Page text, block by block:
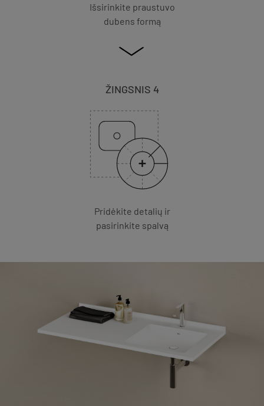
Išsirinkite praustuvo
dubens formą
ŽINGSNIS 4
Pridėkite detalių ir
pasirinkite spalvą